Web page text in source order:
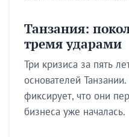
Танзания:
тремя ударами
Три кризиса за пять
основателей
фиксирует, что они
бизнеса уже началась.